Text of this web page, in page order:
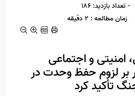
- تعداد بازدید: 186
زمان مطالعه : 2 دقیقه
و اجتماعی
بر لزوم حفظ وحدت در
تأکید کرد